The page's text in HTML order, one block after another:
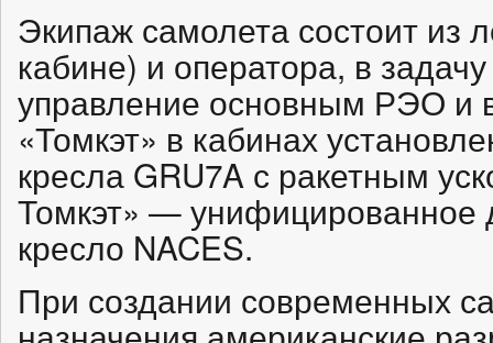
Экипаж самолета состоит из
кабине) и оператора, в
управление основным РЭО и
«Томкэт» в кабинах
кресла GRU7A с ракетным
Томкэт» —
кресло NACES.
При создании современных